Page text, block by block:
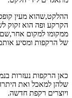
ההלקט,שהוא מעין
הקרקע ופה הוא זקוק
ממקומו למקום אחר,שם
של הרקפות ומסיע
כאן הרקפות נעזרות
שלהן למאכל ואת
ויוצרים רקפת חדשה.